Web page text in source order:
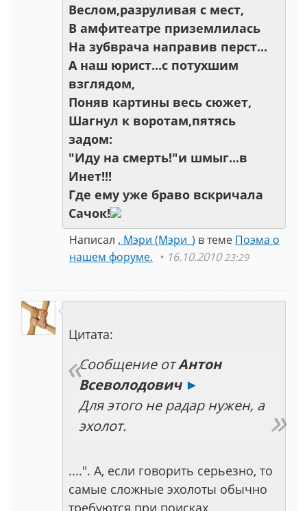
Веслом,разруливая с мест,
В амфитеатре приземлилась
На зубврача направив перст...
А наш юрист...с потухшим
взглядом,
Поняв картины весь сюжет,
Шагнул к воротам,пятясь
задом:
"Иду на смерть!"и шмыг...в
Инет!!!
Где ему уже браво вскричала
Сачок!
Написал . Мэри (Мэри_) в теме Поэма о
нашем форуме.
16.10.201023:29
Цитата:
Сообщение отАнтон
Всеволодович ►
Для этого не радар нужен, а
эхолот.
....". А, если говорить серьезно, то
самые сложные эхолоты обычно
требуются при поисках